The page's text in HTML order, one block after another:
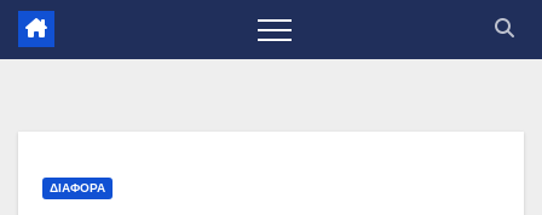
ΔΙΆΦΟΡΑ